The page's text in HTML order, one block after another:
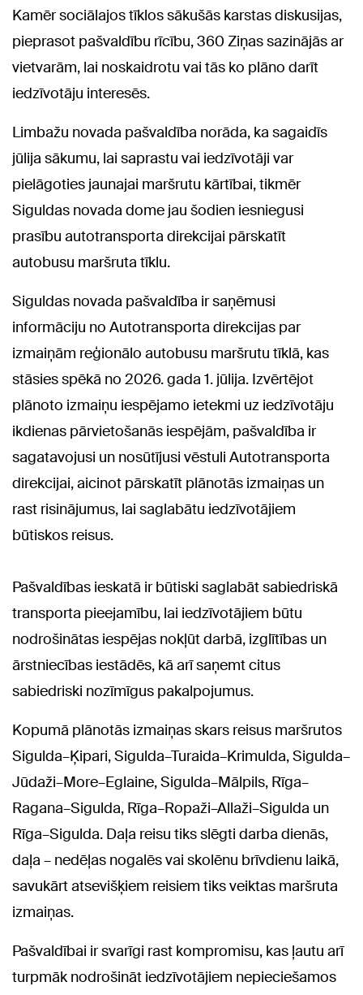
Kamēr sociālajos tīklos sākušās karstas diskusijas,
pieprasot pašvaldību rīcību, 360 Ziņas sazinājās ar
vietvarām, lai noskaidrotu vai tās ko plāno darīt
iedzīvotāju interesēs.
Limbažu novada pašvaldība norāda, ka sagaidīs
jūlija sākumu, lai saprastu vai iedzīvotāji var
pielāgoties jaunajai maršrutu kārtībai, tikmēr
Siguldas novada dome jau šodien iesniegusi
prasību autotransporta direkcijai pārskatīt
autobusu maršruta tīklu.
Siguldas novada pašvaldība ir saņēmusi
informāciju no Autotransporta direkcijas par
izmaiņām reģionālo autobusu maršrutu tīklā, kas
stāsies spēkā no 2026. gada 1. jūlija. Izvērtējot
plānoto izmaiņu iespējamo ietekmi uz iedzīvotāju
ikdienas pārvietošanās iespējām, pašvaldība ir
sagatavojusi un nosūtījusi vēstuli Autotransporta
direkcijai, aicinot pārskatīt plānotās izmaiņas un
rast risinājumus, lai saglabātu iedzīvotājiem
būtiskos reisus.
Pašvaldības ieskatā ir būtiski saglabāt sabiedriskā
transporta pieejamību, lai iedzīvotājiem būtu
nodrošinātas iespējas nokļūt darbā, izglītības un
ārstniecības iestādēs, kā arī saņemt citus
sabiedriski nozīmīgus pakalpojumus.
Kopumā plānotās izmaiņas skars reisus maršrutos
Sigulda–Ķipari, Sigulda–Turaida–Krimulda, Sigulda–
Jūdaži–More–Eglaine, Sigulda–Mālpils, Rīga–
Ragana–Sigulda, Rīga–Ropaži–Allaži–Sigulda un
Rīga–Sigulda. Daļa reisu tiks slēgti darba dienās,
daļa – nedēļas nogalēs vai skolēnu brīvdienu laikā,
savukārt atsevišķiem reisiem tiks veiktas maršruta
izmaiņas.
Pašvaldībai ir svarīgi rast kompromisu, kas ļautu arī
turpmāk nodrošināt iedzīvotājiem nepieciešamos